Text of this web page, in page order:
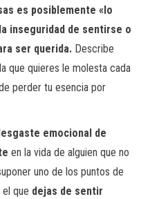
es posiblemente «lo
inseguridad de sentirse o
ser querida. Describe
que quieres le molesta cada
perder tu esencia por
emocional de
en la vida de alguien que no
uno de los puntos de
que dejas de sentir